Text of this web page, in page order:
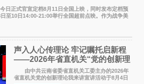
正式官宣定档8月11日全国上映，同时发布定档预
至10日14:00-21:00举行全国超前点映。作为战争美
师徐福（沈腾
声入人心传理论 牢记嘱托启新程
——2026年省直机关“党的创新理
论我来讲”宣讲活动圆满落幕
由中共云南省委省直机关工委主办的2026年
省直机关党的创新理论我来讲宣讲活动于8月4日